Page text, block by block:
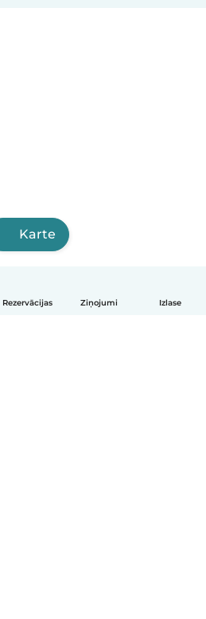
Rezervācijas Ziņojumi Izlase
Karte